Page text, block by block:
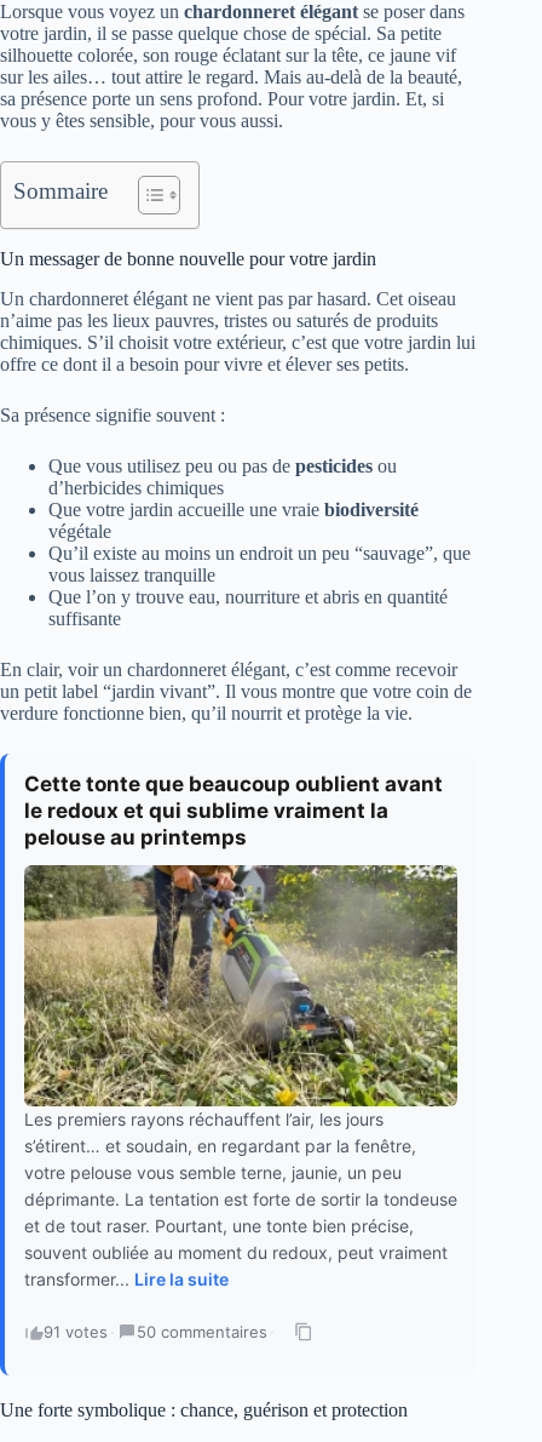
Lorsque vous voyez un chardonneret élégant se poser dans
votre jardin, il se passe quelque chose de spécial. Sa petite
silhouette colorée, son rouge éclatant sur la tête, ce jaune vif
sur les ailes… tout attire le regard. Mais au-delà de la beauté,
sa présence porte un sens profond. Pour votre jardin. Et, si
vous y êtes sensible, pour vous aussi.
Sommaire
Un messager de bonne nouvelle pour votre jardin
Un chardonneret élégant ne vient pas par hasard. Cet oiseau
n’aime pas les lieux pauvres, tristes ou saturés de produits
chimiques. S’il choisit votre extérieur, c’est que votre jardin lui
offre ce dont il a besoin pour vivre et élever ses petits.
Sa présence signifie souvent :
Que vous utilisez peu ou pas de pesticides ou
d’herbicides chimiques
Que votre jardin accueille une vraie biodiversité
végétale
Qu’il existe au moins un endroit un peu “sauvage”, que
vous laissez tranquille
Que l’on y trouve eau, nourriture et abris en quantité
suffisante
En clair, voir un chardonneret élégant, c’est comme recevoir
un petit label “jardin vivant”. Il vous montre que votre coin de
verdure fonctionne bien, qu’il nourrit et protège la vie.
Cette tonte que beaucoup oublient avant
le redoux et qui sublime vraiment la
pelouse au printemps
Les premiers rayons réchauffent l’air, les jours
s’étirent… et soudain, en regardant par la fenêtre,
votre pelouse vous semble terne, jaunie, un peu
déprimante. La tentation est forte de sortir la tondeuse
et de tout raser. Pourtant, une tonte bien précise,
souvent oubliée au moment du redoux, peut vraiment
transformer... Lire la suite
91 votes · 50 commentaires ·
Une forte symbolique : chance, guérison et protection